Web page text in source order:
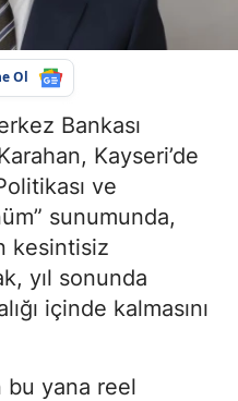
Ol
Bankası
Kayseri’de
ve
sunumunda,
kesintisiz
yıl sonunda
içinde kalmasını
bu yana reel